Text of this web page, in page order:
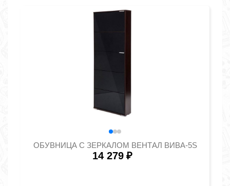
ОБУВНИЦА С ЗЕРКАЛОМ ВЕНТАЛ ВИВА-5S
14 279 ₽